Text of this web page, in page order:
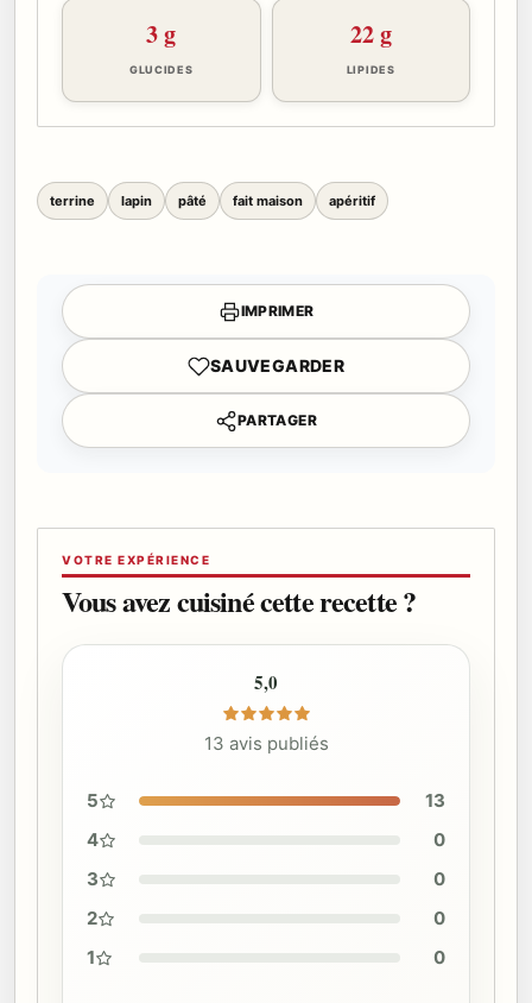
3 g
GLUCIDES
22 g
LIPIDES
terrine lapin pâté fait maison apéritif
IMPRIMER
SAUVEGARDER
PARTAGER
VOTRE EXPÉRIENCE
Vous avez cuisiné cette recette ?
5,0
13 avis publiés
5
13
4
0
3
0
2
0
1
0